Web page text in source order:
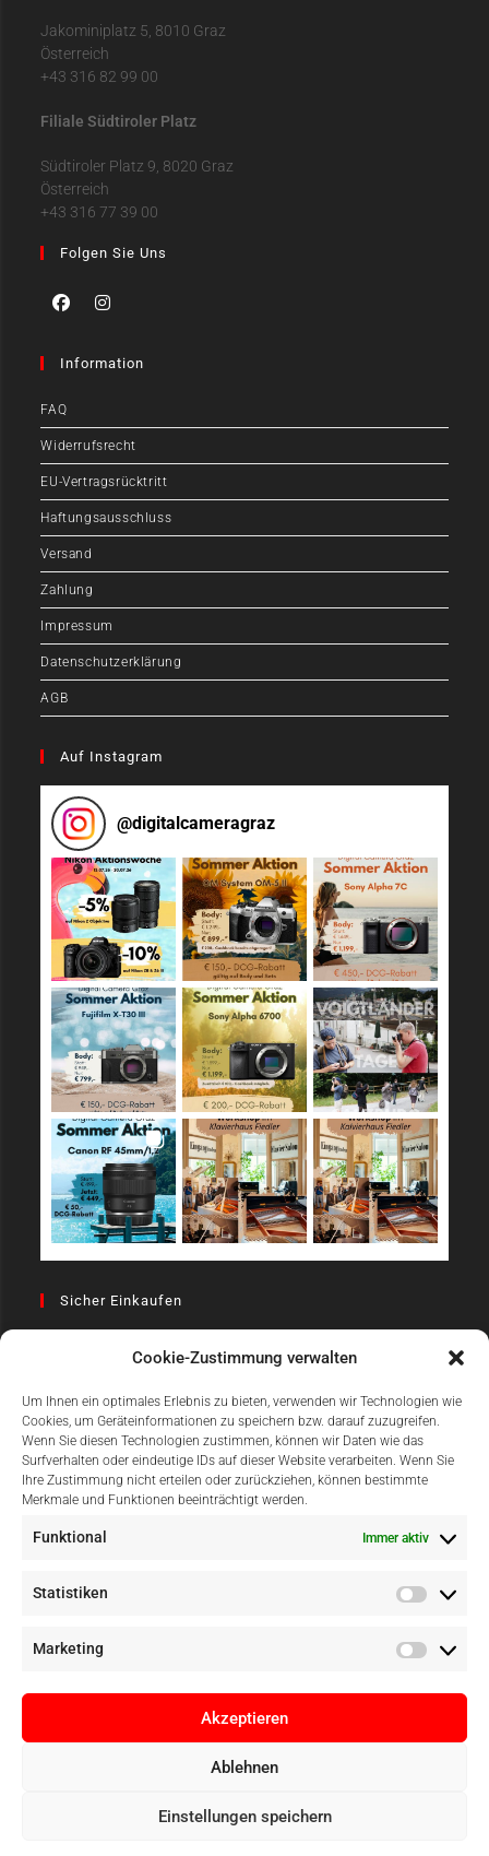
Cookie-Zustimmung verwalten
Um Ihnen ein optimales Erlebnis zu bieten, verwenden wir Technologien wie
Cookies, um Geräteinformationen zu speichern bzw. darauf zuzugreifen.
Wenn Sie diesen Technologien zustimmen, können wir Daten wie das
Surfverhalten oder eindeutige IDs auf dieser Website verarbeiten. Wenn Sie
Ihre Zustimmung nicht erteilen oder zurückziehen, können bestimmte
Merkmale und Funktionen beeinträchtigt werden.
Funktional Immer aktiv
Statistiken
Marketing
Akzeptieren
Ablehnen
Einstellungen speichern
Jakominiplatz 5, 8010 Graz
Österreich
+43 316 82 99 00
Filiale Südtiroler Platz
Südtiroler Platz 9, 8020 Graz
Österreich
+43 316 77 39 00
Folgen Sie Uns
Information
FAQ
Widerrufsrecht
EU-Vertragsrücktritt
Haftungsausschluss
Versand
Zahlung
Impressum
Datenschutzerklärung
AGB
Auf Instagram
@digitalcameragraz
Sicher Einkaufen
Einfach Online Bezahlen
Commerce bypathways digital, Mallorca